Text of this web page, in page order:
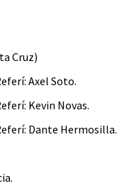
Cruz)
Axel Soto.
Kevin Novas.
Dante Hermosilla.